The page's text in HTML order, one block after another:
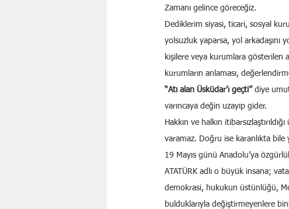
Zamanı gelince göreceğiz.
Dediklerim siyasi, ticari, sosyal
yolsuzluk yaparsa, yol arkadaşını
kişilere veya kurumlara gösterilen
kurumların anlaması,
“Atı alan Üsküdar’ı geçti” diye
varıncaya değin uzayıp gider.
Hakkın ve halkın
varamaz. Doğru ise karanlıkta bile
19 Mayıs günü Anadolu’ya
ATATÜRK adlı o büyük insana;
demokrasi, hukukun üstünlüğü,
bulduklarıyla değiştirmeyenlere